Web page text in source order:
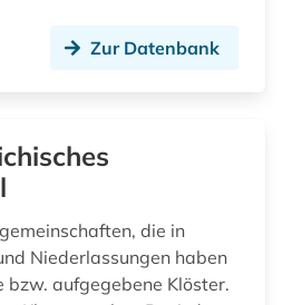
berufsforschung (1)
Zur Datenbank
die in
Niederlassungen haben
bzw. aufgegebene Klöster.